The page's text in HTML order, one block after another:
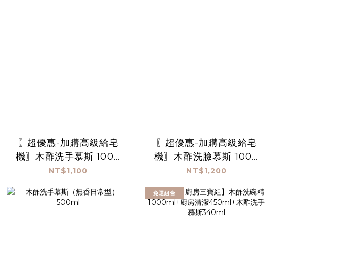
〖超優惠-加購高級給皂
機〗木酢洗手慕斯 1000
mL*2
NT$1,100
〖超優惠-加購高級給皂
機〗木酢洗臉慕斯 1000
mL*2
NT$1,200
免運組合